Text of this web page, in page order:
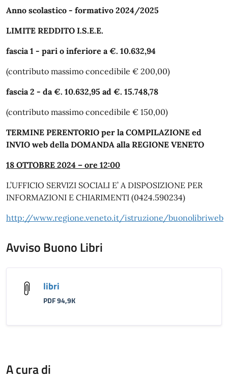
Anno scolastico - formativo 2024/2025
LIMITE REDDITO I.S.E.E.
fascia 1 - pari o inferiore a €. 10.632,94
(contributo massimo concedibile € 200,00)
fascia 2 - da €. 10.632,95 ad €. 15.748,78
(contributo massimo concedibile € 150,00)
TERMINE PERENTORIO per la COMPILAZIONE ed
INVIO web della DOMANDA alla REGIONE VENETO
18 OTTOBRE 2024 – ore 12:00
L’UFFICIO SERVIZI SOCIALI E’ A DISPOSIZIONE PER
INFORMAZIONI E CHIARIMENTI (0424.590234)
http://www.regione.veneto.it/istruzione/buonolibriweb
Avviso Buono Libri
libri
PDF 94,9K
A cura di